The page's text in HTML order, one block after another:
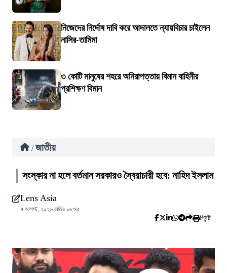
নিজেদের নির্দোষ দাবি করে আদালতে ন্যায়বিচার চাইলেন
নাসির-তামিমা
৩ কোটি মানুষের শহরে অনিরাপত্তায় বিমান বাহিনীর
প্রশিক্ষণ বিমান
/ জাতীয়
সংস্কার না হলে বর্তমান সরকারও স্বৈরাচারী হবে: নাহিদ ইসলাম
Lens Asia
৭ আগস্ট, ২০২৬ রাত্রি ০৮:৪৫
প্রিন্ট